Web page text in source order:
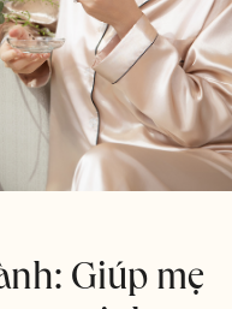
Giúp mẹ